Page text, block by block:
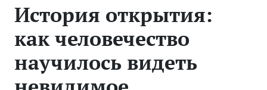
История открытия:
как человечество
научилось видеть